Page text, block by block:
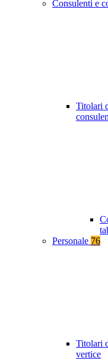
Consulenti e
Titolari
Personale 76
Titolari
vertice